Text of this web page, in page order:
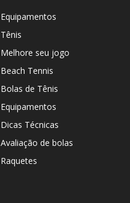
Equipamentos
Tênis
Melhore seu jogo
Beach Tennis
Bolas de Tênis
Equipamentos
Dicas Técnicas
Avaliação de bolas
Raquetes